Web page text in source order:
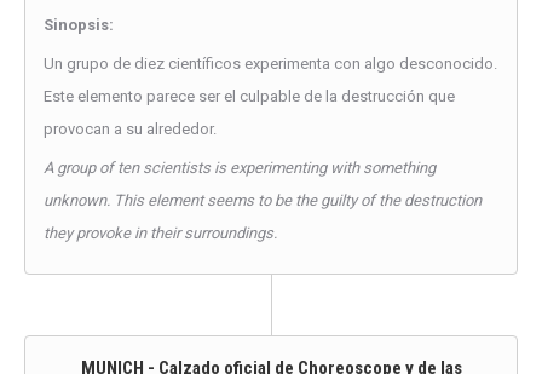
Sinopsis:
Un grupo de diez científicos experimenta con algo desconocido.
Este elemento parece ser el culpable de la destrucción que
provocan a su alrededor.
A group of ten scientists is experimenting with something
unknown. This element seems to be the guilty of the destruction
they provoke in their surroundings.
MUNICH - Calzado oficial de Choreoscope y de las